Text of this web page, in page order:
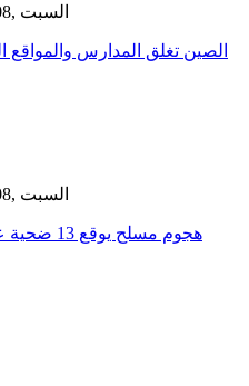
GMT 14:48 2026 السبت ,08 آب / أغسطس
الصين تغلق المدارس والمواقع
GMT 14:40 2026 السبت ,08 آب / أغسطس
هجوم